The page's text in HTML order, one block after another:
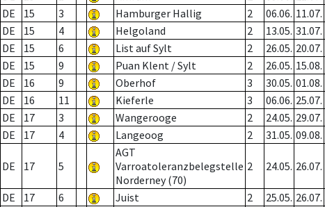
DE
15 3 Hamburger Hallig 2 06.06. 11.07.
DE
15 4 Helgoland 2 13.05. 31.07.
DE
15 6 List auf Sylt 2 26.05. 20.07.
DE
15 9 Puan Klent / Sylt 2 26.05. 15.08.
DE
16 9 Oberhof 3 30.05. 01.08.
DE
16 11 Kieferle 3 06.06. 25.07.
DE
17 3 Wangerooge 2 24.05. 29.07.
DE
17 4 Langeoog 2 31.05. 09.08.
DE 17 5
AGT
Varroatoleranzbelegstelle
Norderney (70)
2 24.05. 26.07.
DE 17 6 Juist 2 25.05. 26.07.